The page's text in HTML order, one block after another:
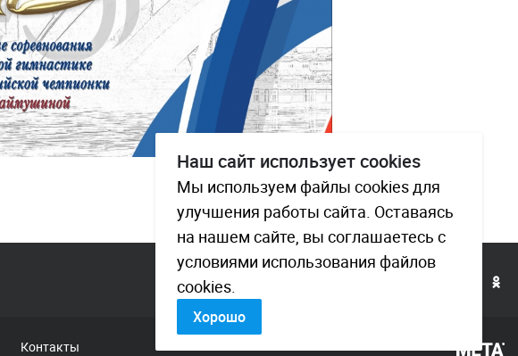
Контакты
Наш сайт использует cookies
Мы используем файлы cookies для
улучшения работы сайта. Оставаясь
на нашем сайте, вы соглашаетесь с
условиями использования файлов
cookies.
Хорошо